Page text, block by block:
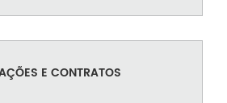
E CONTRATOS